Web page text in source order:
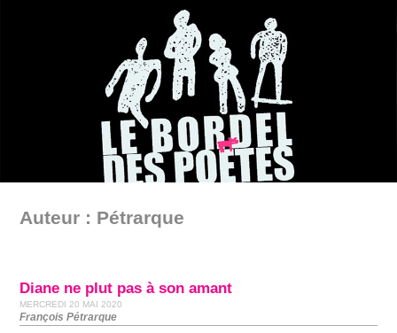
Auteur : Pétrarque
Diane ne plut pas à son amant
MERCREDI 20 MAI 2020
François Pétrarque